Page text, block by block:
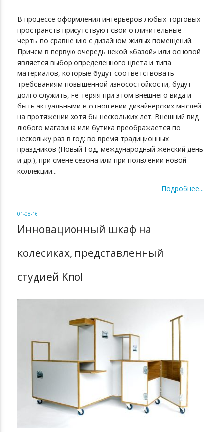
В процессе оформления интерьеров любых торговых
пространств присутствуют свои отличительные
черты по сравнению с дизайном жилых помещений.
Причем в первую очередь некой «базой» или основой
является выбор определенного цвета и типа
материалов, которые будут соответствовать
требованиям повышенной износостойкости, будут
долго служить, не теряя при этом внешнего вида и
быть актуальными в отношении дизайнерских мыслей
на протяжении хотя бы нескольких лет. Внешний вид
любого магазина или бутика преображается по
нескольку раз в год: во время традиционных
праздников (Новый Год, международный женский день
и др.), при смене сезона или при появлении новой
коллекции...
Подробнее...
01-08-16
Инновационный шкаф на
колесиках, представленный
студией Knol